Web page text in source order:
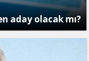
aday olacak mı?